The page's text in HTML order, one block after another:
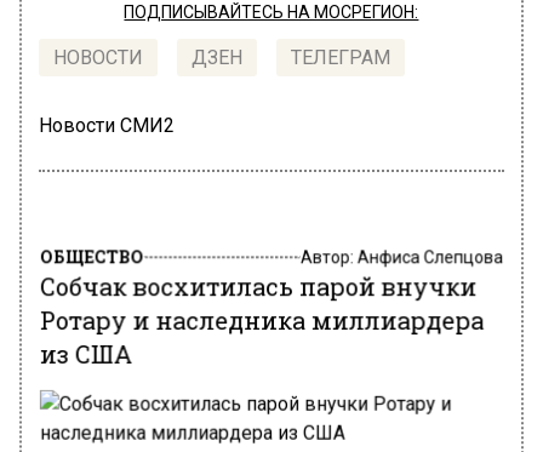
ПОДПИСЫВАЙТЕСЬ НА МОСРЕГИОН:
НОВОСТИ ДЗЕН ТЕЛЕГРАМ
Новости СМИ2
ОБЩЕСТВО Автор: Анфиса Слепцова
Собчак восхитилась парой внучки
Ротару и наследника миллиардера
из США